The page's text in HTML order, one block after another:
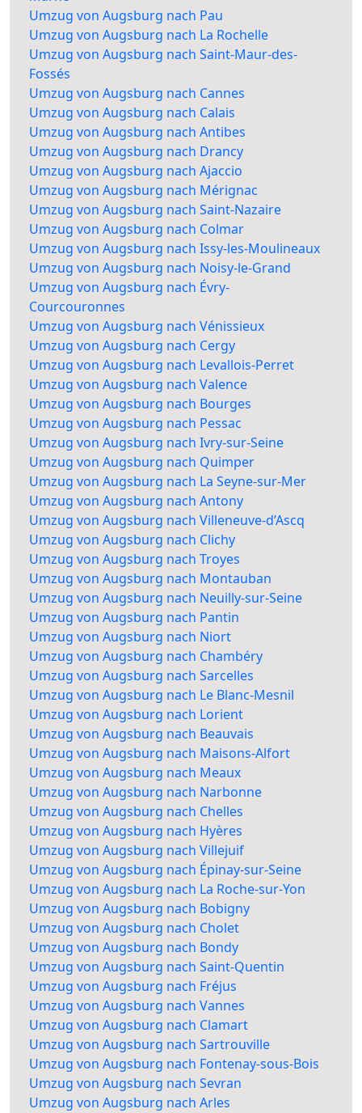
Umzug von Augsburg nach Pau
Umzug von Augsburg nach La Rochelle
Umzug von Augsburg nach Saint-Maur-des-
Fossés
Umzug von Augsburg nach Cannes
Umzug von Augsburg nach Calais
Umzug von Augsburg nach Antibes
Umzug von Augsburg nach Drancy
Umzug von Augsburg nach Ajaccio
Umzug von Augsburg nach Mérignac
Umzug von Augsburg nach Saint-Nazaire
Umzug von Augsburg nach Colmar
Umzug von Augsburg nach Issy-les-Moulineaux
Umzug von Augsburg nach Noisy-le-Grand
Umzug von Augsburg nach Évry-
Courcouronnes
Umzug von Augsburg nach Vénissieux
Umzug von Augsburg nach Cergy
Umzug von Augsburg nach Levallois-Perret
Umzug von Augsburg nach Valence
Umzug von Augsburg nach Bourges
Umzug von Augsburg nach Pessac
Umzug von Augsburg nach Ivry-sur-Seine
Umzug von Augsburg nach Quimper
Umzug von Augsburg nach La Seyne-sur-Mer
Umzug von Augsburg nach Antony
Umzug von Augsburg nach Villeneuve-d’Ascq
Umzug von Augsburg nach Clichy
Umzug von Augsburg nach Troyes
Umzug von Augsburg nach Montauban
Umzug von Augsburg nach Neuilly-sur-Seine
Umzug von Augsburg nach Pantin
Umzug von Augsburg nach Niort
Umzug von Augsburg nach Chambéry
Umzug von Augsburg nach Sarcelles
Umzug von Augsburg nach Le Blanc-Mesnil
Umzug von Augsburg nach Lorient
Umzug von Augsburg nach Beauvais
Umzug von Augsburg nach Maisons-Alfort
Umzug von Augsburg nach Meaux
Umzug von Augsburg nach Narbonne
Umzug von Augsburg nach Chelles
Umzug von Augsburg nach Hyères
Umzug von Augsburg nach Villejuif
Umzug von Augsburg nach Épinay-sur-Seine
Umzug von Augsburg nach La Roche-sur-Yon
Umzug von Augsburg nach Bobigny
Umzug von Augsburg nach Cholet
Umzug von Augsburg nach Bondy
Umzug von Augsburg nach Saint-Quentin
Umzug von Augsburg nach Fréjus
Umzug von Augsburg nach Vannes
Umzug von Augsburg nach Clamart
Umzug von Augsburg nach Sartrouville
Umzug von Augsburg nach Fontenay-sous-Bois
Umzug von Augsburg nach Sevran
Umzug von Augsburg nach Arles